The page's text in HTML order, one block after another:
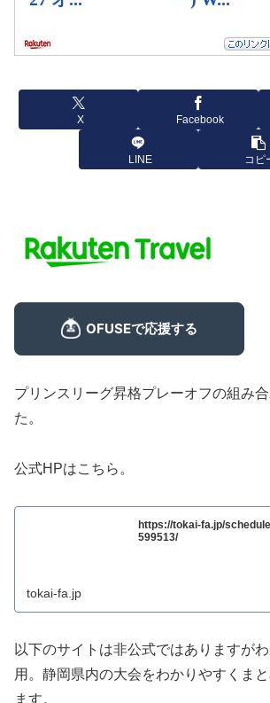
X Facebook
LINE コピ
プリンスリーグ昇格プレーオフの組み
た。
公式HPはこちら。
https://tokai-fa.jp/
599513/
tokai-fa.jp
以下のサイトは非公式ではありますがわ
用。静岡県内の大会をわかりやすくま
ます。